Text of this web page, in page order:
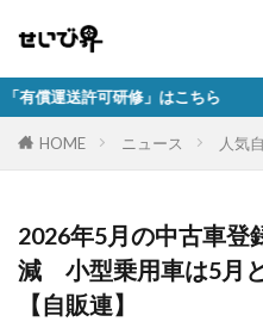
はこちら
HOME ニュース 人気
2026年5月の中古車登
減 小型乗用車は5月
【自販連】